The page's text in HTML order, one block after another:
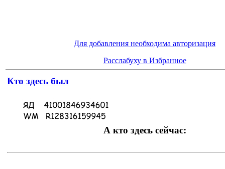
Для добавления необходима авторизация
Расслабуху в Избранное
Кто здесь был
А кто здесь сейчас: